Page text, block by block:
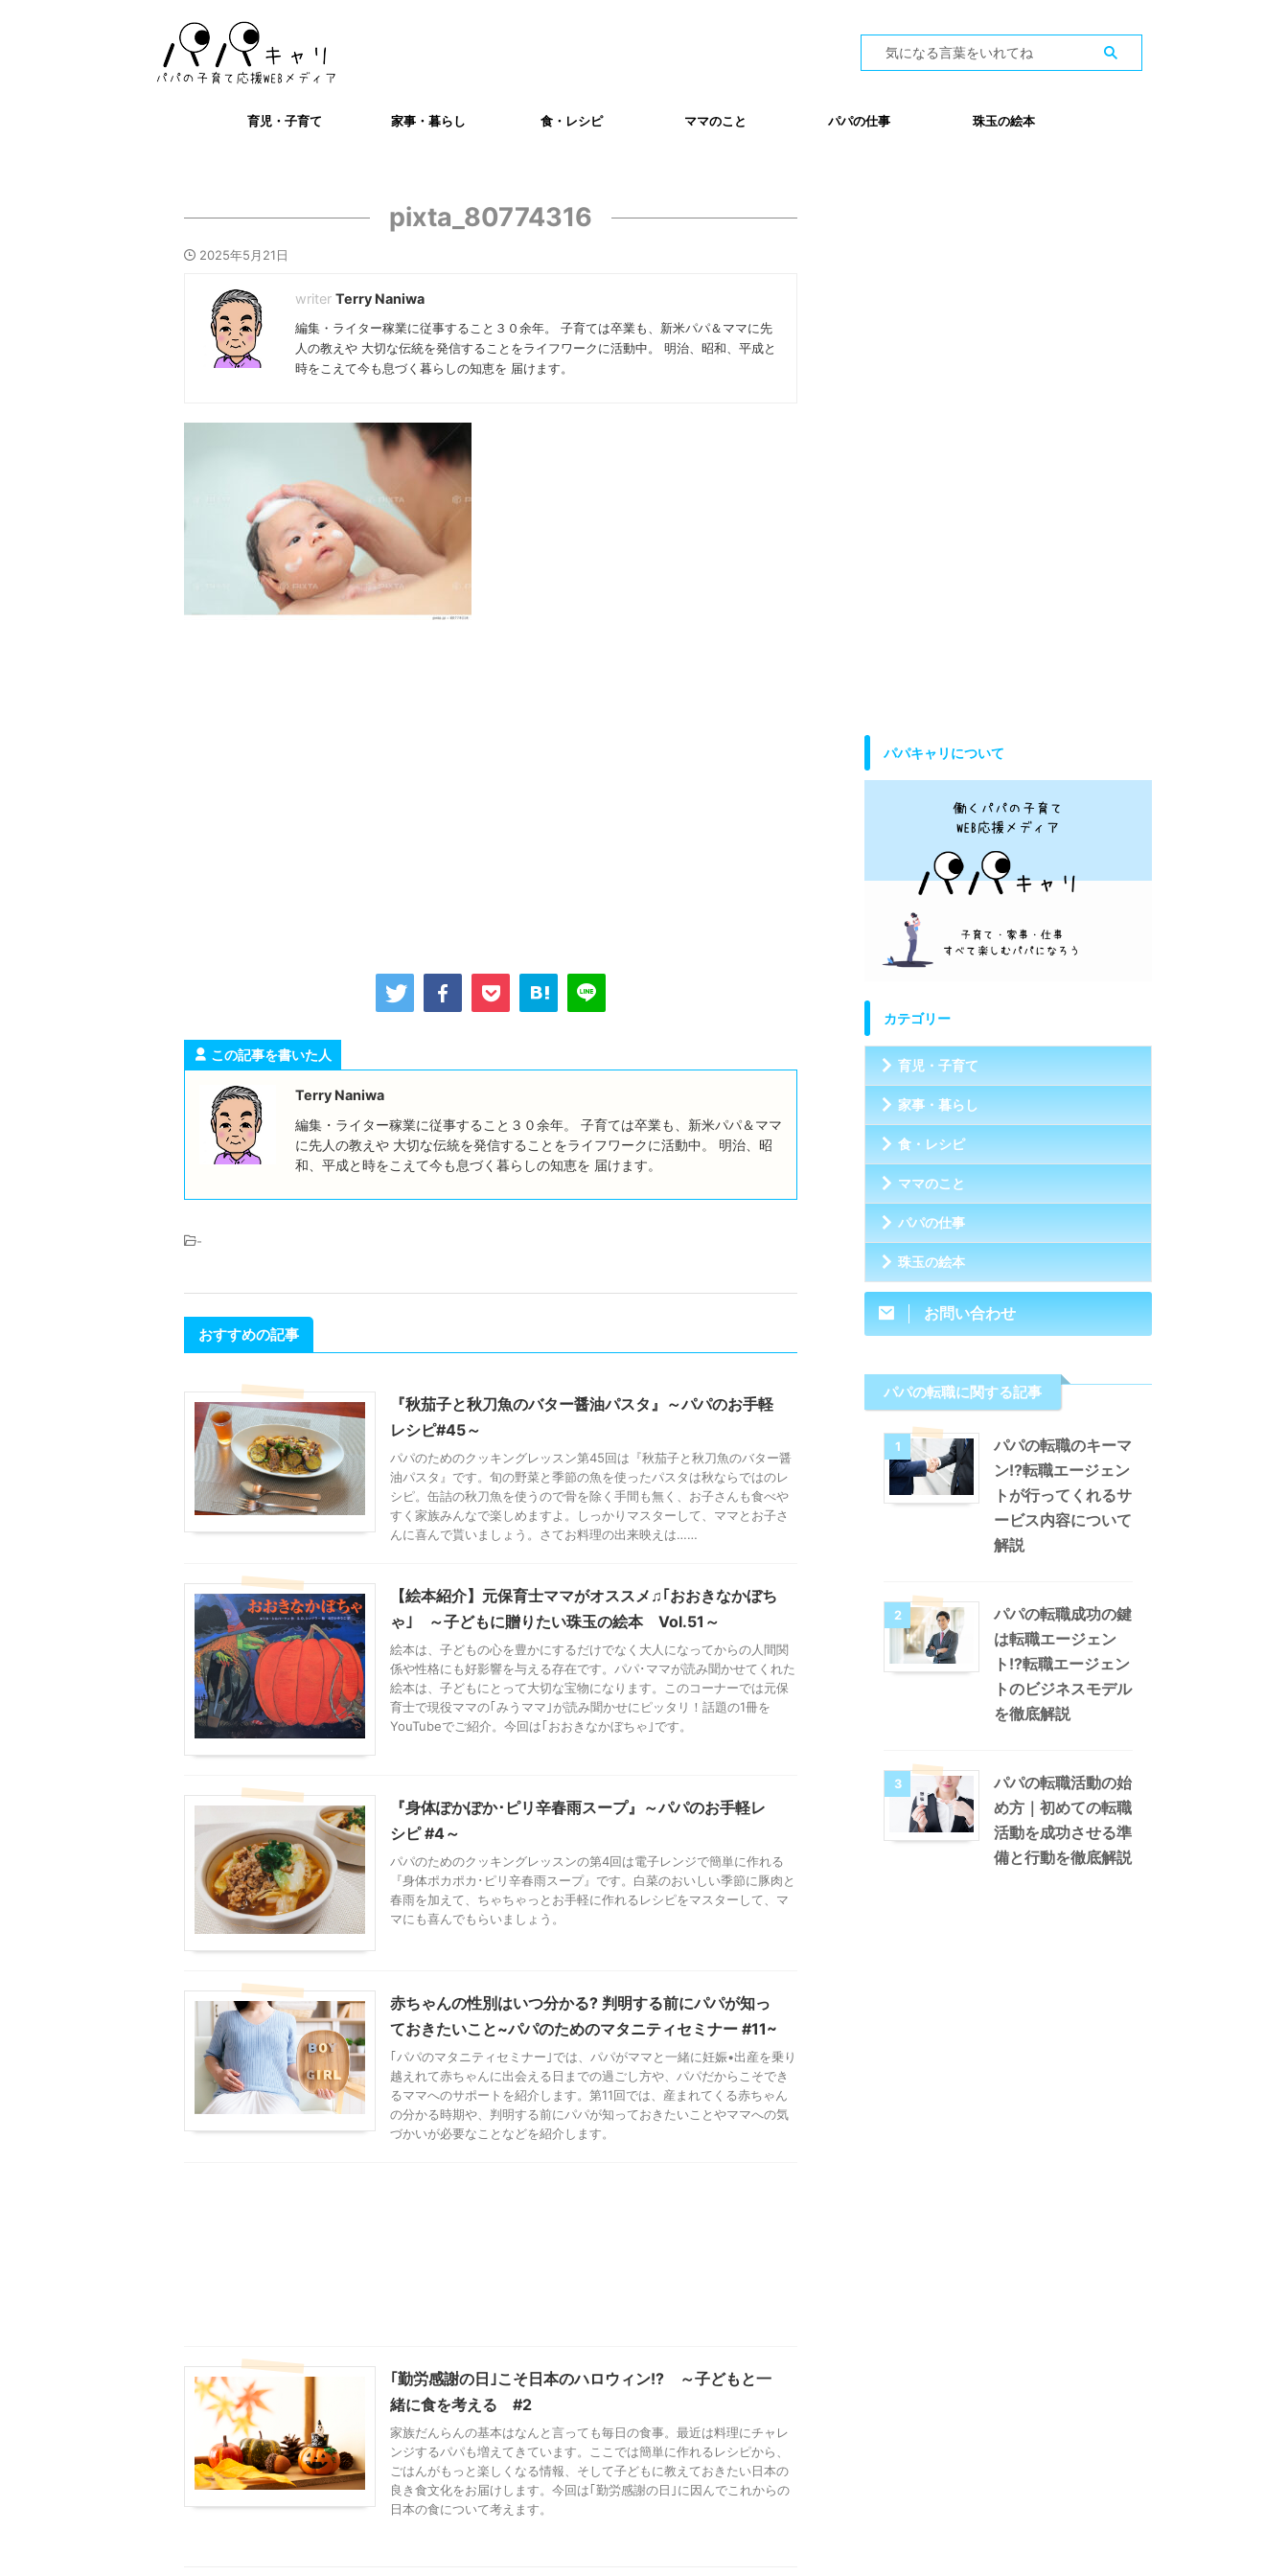
育児・子育て 家事・暮らし 食・レシピ ママのこと パパの仕事 珠玉の絵本
pixta_80774316
2025年5月21日
Terry Naniwa
編集・ライター稼業に従事すること３０余年。 子育ては卒業も、新米パパ＆ママに先
人の教えや 大切な伝統を発信することをライフワークに活動中。 明治、昭和、平成と
時をこえて今も息づく暮らしの知恵を 届けます。
この記事を書いた人
Terry Naniwa
編集・ライター稼業に従事すること３０余年。 子育ては卒業も、新米パパ＆ママ
に先人の教えや 大切な伝統を発信することをライフワークに活動中。 明治、昭
和、平成と時をこえて今も息づく暮らしの知恵を 届けます。
-
おすすめの記事
『秋茄子と秋刀魚のバター醤油パスタ』～パパのお手軽
レシピ#45～
パパのためのクッキングレッスン第45回は『秋茄子と秋刀魚のバター醤
油パスタ』です。旬の野菜と季節の魚を使ったパスタは秋ならではのレ
シピ。缶詰の秋刀魚を使うので骨を除く手間も無く、お子さんも食べや
すく家族みんなで楽しめますよ。しっかりマスターして、ママとお子さ
んに喜んで貰いましょう。さてお料理の出来映えは……
【絵本紹介】元保育士ママがオススメ♫｢おおきなかぼち
ゃ｣ ～子どもに贈りたい珠玉の絵本 Vol.51～
絵本は、子どもの心を豊かにするだけでなく大人になってからの人間関
係や性格にも好影響を与える存在です。パパ･ママが読み聞かせてくれた
絵本は、子どもにとって大切な宝物になります。このコーナーでは元保
育士で現役ママの｢みうママ｣が読み聞かせにピッタリ！話題の1冊を
YouTubeでご紹介。今回は｢おおきなかぼちゃ｣です。
『身体ぽかぽか･ピリ辛春雨スープ』～パパのお手軽レ
シピ #4～
パパのためのクッキングレッスンの第4回は電子レンジで簡単に作れる
『身体ポカポカ･ピリ辛春雨スープ』です。白菜のおいしい季節に豚肉と
春雨を加えて、ちゃちゃっとお手軽に作れるレシピをマスターして、マ
マにも喜んでもらいましょう。
赤ちゃんの性別はいつ分かる? 判明する前にパパが知っ
ておきたいこと~パパのためのマタニティセミナー #11~
｢パパのマタニティセミナー｣では、パパがママと一緒に妊娠•出産を乗り
越えれて赤ちゃんに出会える日までの過ごし方や、パパだからこそでき
るママへのサポートを紹介します。第11回では、産まれてくる赤ちゃん
の分かる時期や、判明する前にパパが知っておきたいことやママへの気
づかいが必要なことなどを紹介します。
｢勤労感謝の日｣こそ日本のハロウィン!? ～子どもと一
緒に食を考える #2
家族だんらんの基本はなんと言っても毎日の食事。最近は料理にチャレ
ンジするパパも増えてきています。ここでは簡単に作れるレシピから、
ごはんがもっと楽しくなる情報、そして子どもに教えておきたい日本の
良き食文化をお届けします。今回は｢勤労感謝の日｣に因んでこれからの
日本の食について考えます。
パパキャリについて
カテゴリー
育児・子育て
家事・暮らし
食・レシピ
ママのこと
パパの仕事
珠玉の絵本
お問い合わせ
パパの転職に関する記事
1
パパの転職のキーマ
ン!?転職エージェン
トが行ってくれるサ
ービス内容について
解説
2
パパの転職成功の鍵
は転職エージェン
ト!?転職エージェン
トのビジネスモデル
を徹底解説
3
パパの転職活動の始
め方｜初めての転職
活動を成功させる準
備と行動を徹底解説